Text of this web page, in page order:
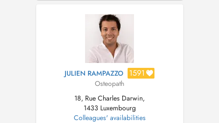
Tissulaire -Spécialisée en périnatalité pour la
prise en charge des femmes enceintes e...
JULIEN RAMPAZZO 1591
Osteopath
18, Rue Charles Darwin,
1433 Luxembourg
Colleagues' availabilities